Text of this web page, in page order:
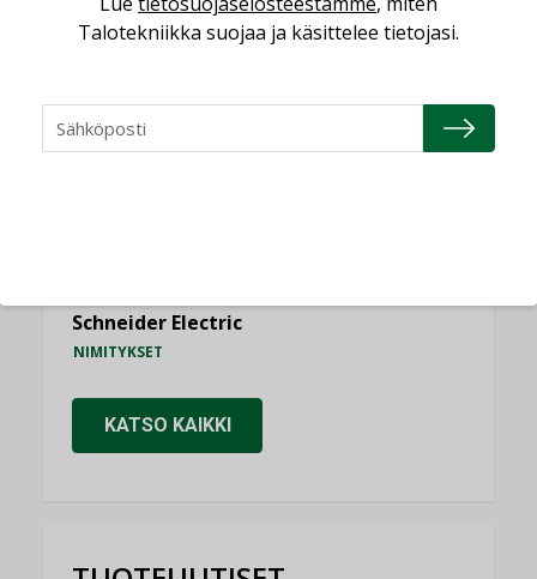
NIMITYKSET
Schneider Electric
NIMITYKSET
KATSO KAIKKI
Talotekniikka suojaa ja käsittelee tietojasi.